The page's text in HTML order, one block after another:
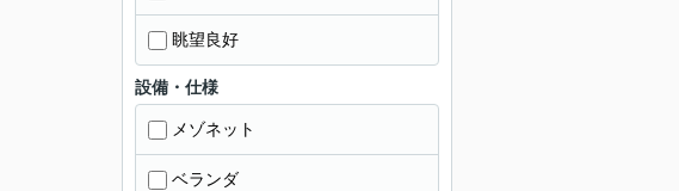
眺望良好
設備・仕様
メゾネット
ベランダ